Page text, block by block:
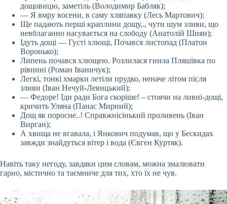
дощовицю, заметіль (Володимир Бабляк);
— Я вмру восени, в саму хляпавку (Лесь Мартович);
Ще падають перші краплини дощу.., чути шум зливи, що
невблаганно насувається на слободу (Анатолій Шиян);
Ідуть дощі — Густі хлющі, Почався листопад (Платон
Воронько);
Липень почався хлющею. Розлилася гнила Пляшівка по
рівнині (Роман Іваничук);
Легкі, тонкі хмарки летіли прудко, неначе літом після
зливи (Іван Нечуй-Левицький);
— Федоре! Іди ради Бога скоріше! – стоячи на ливні-дощі,
кричить Уляна (Панас Мирний);
Дощ як поросне..! Справжнісінький проливень (Іван
Вирган);
А хвища не вгавала, і Янкович подумав, що у Бескидах
завжди знайдуться вітер і вода (Євген Куртяк).
Навіть таку негоду, завдяки цим словам, можна змалювати
гарно, містично та таємниче для тих, хто їх не чув.